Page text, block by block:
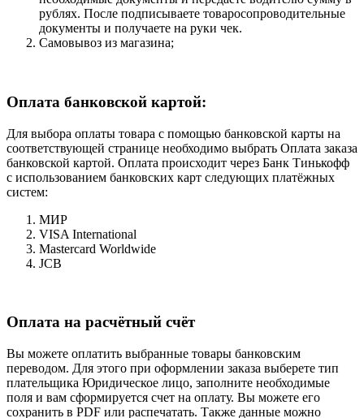
рублях. После подписываете товаросопроводительные
документы и получаете на руки чек.
Самовывоз из магазина;
Оплата банковской картой:
Для выбора оплаты товара с помощью банковской карты на
соответствующей странице необходимо выбрать Оплата заказа
банковской картой. Оплата происходит через Банк Тинькофф
с использованием банковских карт следующих платёжных
систем:
МИР
VISA International
Mastercard Worldwide
JCB
Оплата на расчётный счёт
Вы можете оплатить выбранные товары банковским
переводом. Для этого при оформлении заказа выберете тип
плательщика Юридическое лицо, заполните необходимые
поля и вам сформируется счет на оплату. Вы можете его
сохранить в PDF или распечатать. Также данные можно